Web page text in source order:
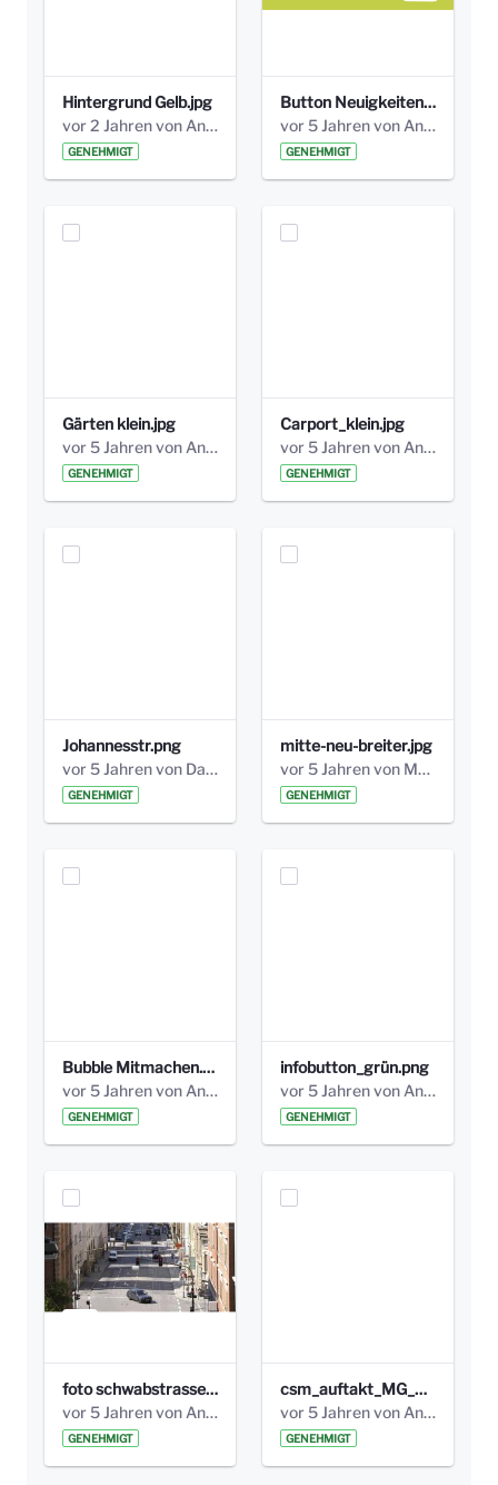
Hintergrund Gelb.jpg
vor 2 Jahren von Anni Schlumberger
GENEHMIGT
Button Neuigkeiten_grün.png
vor 5 Jahren von Anni Schlumberger
GENEHMIGT
Gärten klein.jpg
vor 5 Jahren von Anni Schlumberger
GENEHMIGT
Carport_klein.jpg
vor 5 Jahren von Anni Schlumberger
GENEHMIGT
Johannesstr.png
vor 5 Jahren von Daniela Bilic
GENEHMIGT
mitte-neu-breiter.jpg
vor 5 Jahren von Marcel Eckert
GENEHMIGT
Bubble Mitmachen.png
vor 5 Jahren von Anni Schlumberger
GENEHMIGT
infobutton_grün.png
vor 5 Jahren von Anni Schlumberger
GENEHMIGT
foto schwabstrasse_höhe300.jpg
vor 5 Jahren von Anni Schlumberger
GENEHMIGT
csm_auftakt_MG_0212_bcd9f75777 höhe300.jpg
vor 5 Jahren von Anni Schlumberger
GENEHMIGT